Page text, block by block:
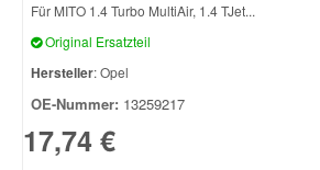
Für MITO 1.4 Turbo MultiAir, 1.4 TJet...
Original Ersatzteil
Hersteller: Opel
OE-Nummer: 13259217
17,74 €